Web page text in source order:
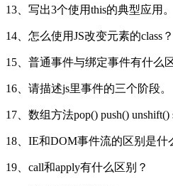
13、写出3个使用this的典型应用。
14、怎么使用JS改变元素的class？
15、普通事件与绑定事件有什么
16、请描述js里事件的三个阶段。
17、数组方法pop() push()
18、IE和DOM事件流的区别是什
19、call和apply有什么区别？